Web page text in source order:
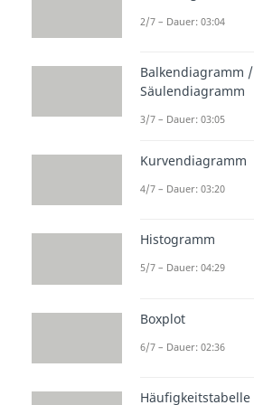
2/7 – Dauer: 03:04
Balkendiagramm /
Säulendiagramm
3/7 – Dauer: 03:05
Kurvendiagramm
4/7 – Dauer: 03:20
Histogramm
5/7 – Dauer: 04:29
Boxplot
6/7 – Dauer: 02:36
Häufigkeitstabelle